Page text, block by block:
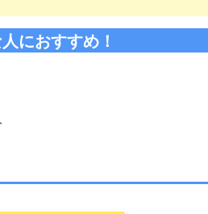
におすすめ！